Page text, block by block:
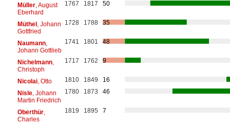
Müller, August
Eberhard
1767 1817 50
Müthel, Johann
Gottfried
1728 1788 35
Naumann,
Johann Gottlieb
1741 1801 48
Nichelmann,
Christoph
1717 1762 9
Nicolai, Otto 1810 1849
16
Nisle, Johann
Martin Friedrich
1780 1873 46
Oberthür,
Charles
1819 1895 7